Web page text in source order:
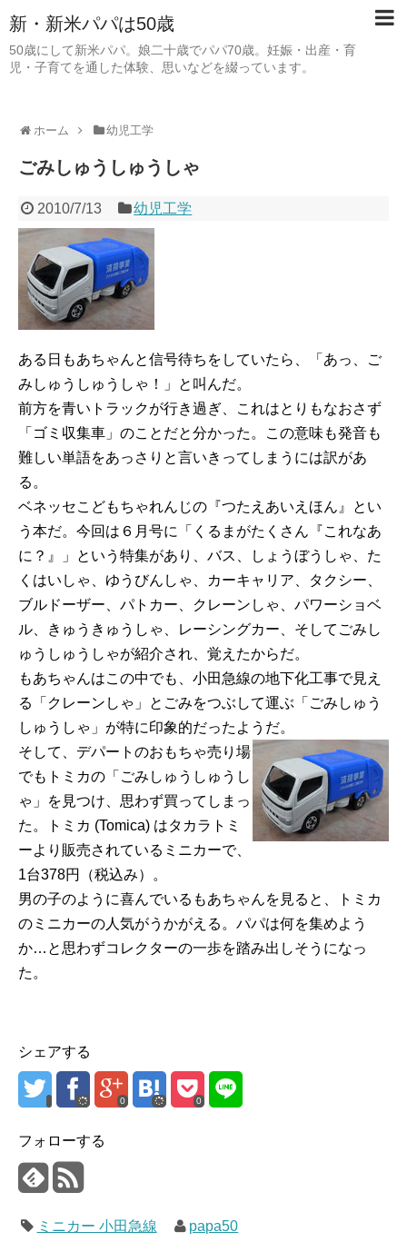
新・新米パパは50歳
50歳にして新米パパ。娘二十歳でパパ70歳。妊娠・出産・育
児・子育てを通した体験、思いなどを綴っています。
ホーム 幼児工学
ごみしゅうしゅうしゃ
2010/7/13 幼児工学
ある日もあちゃんと信号待ちをしていたら、「あっ、ご
みしゅうしゅうしゃ！」と叫んだ。
前方を青いトラックが行き過ぎ、これはとりもなおさず
「ゴミ収集車」のことだと分かった。この意味も発音も
難しい単語をあっさりと言いきってしまうには訳があ
る。
ベネッセこどもちゃれんじの『つたえあいえほん』とい
う本だ。今回は６月号に「くるまがたくさん『これなあ
に？』」という特集があり、バス、しょうぼうしゃ、た
くはいしゃ、ゆうびんしゃ、カーキャリア、タクシー、
ブルドーザー、パトカー、クレーンしゃ、パワーショベ
ル、きゅうきゅうしゃ、レーシングカー、そしてごみし
ゅうしゅうしゃが紹介され、覚えたからだ。
もあちゃんはこの中でも、小田急線の地下化工事で見え
る「クレーンしゃ」とごみをつぶして運ぶ「ごみしゅう
しゅうしゃ」が特に印象的だったようだ。
そして、デパートのおもちゃ売り場
でもトミカの「ごみしゅうしゅうし
ゃ」を見つけ、思わず買ってしまっ
た。トミカ (Tomica) はタカラトミ
ーより販売されているミニカーで、
1台378円（税込み）。
男の子のように喜んでいるもあちゃんを見ると、トミカ
のミニカーの人気がうかがえる。パパは何を集めよう
か…と思わずコレクターの一歩を踏み出しそうになっ
た。
シェアする
0 0
フォローする
ミニカー 小田急線 papa50